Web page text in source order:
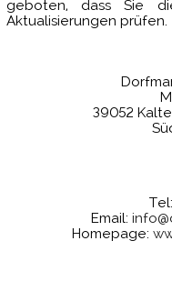
geboten, dass Sie
Aktualisierungen prüfen.
39052
Tel:
Email:
Homepage: